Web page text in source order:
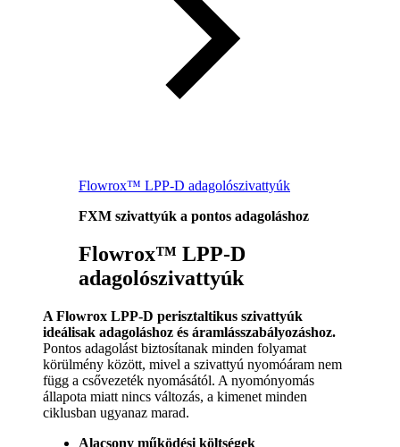
Flowrox™ LPP-D adagolószivattyúk
FXM szivattyúk a pontos adagoláshoz
Flowrox™ LPP-D
adagolószivattyúk
A Flowrox LPP-D perisztaltikus szivattyúk
ideálisak adagoláshoz és áramlásszabályozáshoz.
Pontos adagolást biztosítanak minden folyamat
körülmény között, mivel a szivattyú nyomóáram nem
függ a csővezeték nyomásától. A nyomónyomás
állapota miatt nincs változás, a kimenet minden
ciklusban ugyanaz marad.
Alacsony működési költségek